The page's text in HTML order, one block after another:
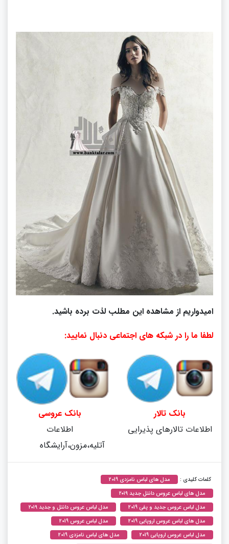
امیدواریم از مشاهده این مطلب لذت برده باشید.
لطفا ما را در شبکه های اجتماعی دنبال نمایید:
بانک تالار
اطلاعات تالارهای پذیرایی
بانک عروسی
اطلاعات
آتلیه،مزون،آرایشگاه
کلمات کلیدی :
مدل های لباس نامزدی 2019
مدل های لباس عروس دانتل جدید ۲۰۱۹
مدل لباس عروس جدید و پفی 2019
مدل لباس عروس دانتل و جدید ۲۰۱۹
مدل های لباس عروس اروپایی 2019
مدل لباس عروس 2019
مدل لباس عروس اروپایی 2019
مدل های لباس نامزدی 2019